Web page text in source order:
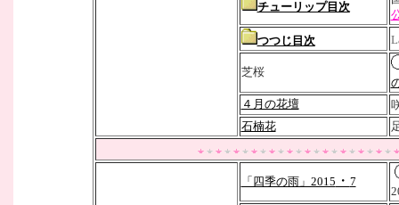
チューリップ目次
つつじ目次
芝桜
４月の花壇
石楠花
「四季の雨」2015 ・ 7